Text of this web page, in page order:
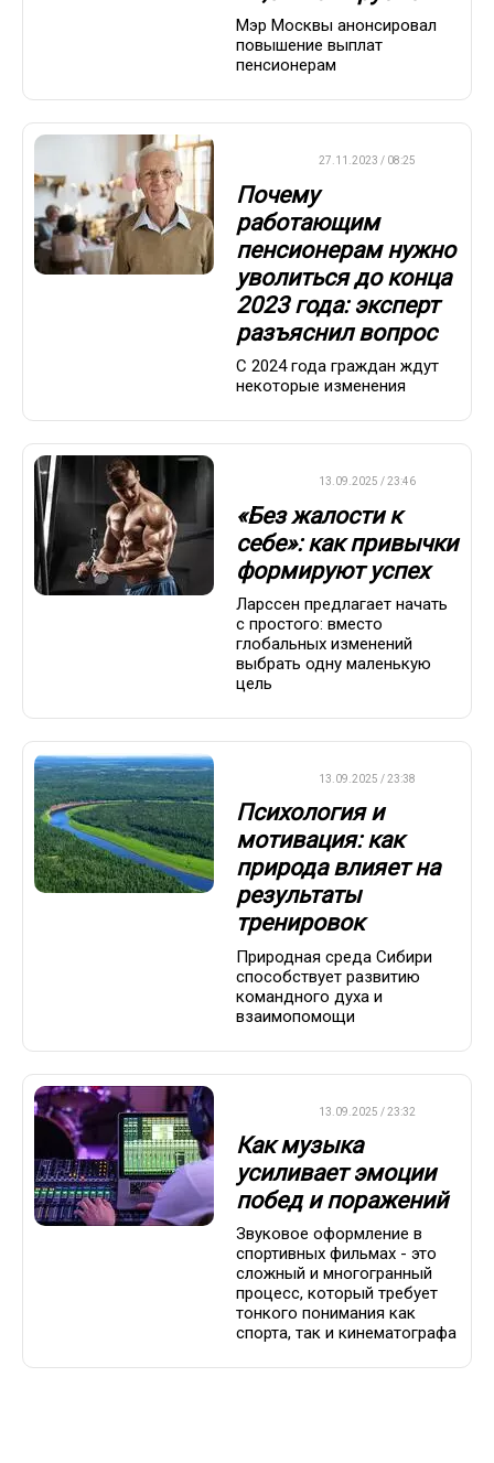
Мэр Москвы анонсировал
повышение выплат
пенсионерам
27.11.2023 / 08:25
Почему
работающим
пенсионерам нужно
уволиться до конца
2023 года: эксперт
разъяснил вопрос
С 2024 года граждан ждут
некоторые изменения
13.09.2025 / 23:46
«Без жалости к
себе»: как привычки
формируют успех
Ларссен предлагает начать
с простого: вместо
глобальных изменений
выбрать одну маленькую
цель
13.09.2025 / 23:38
Психология и
мотивация: как
природа влияет на
результаты
тренировок
Природная среда Сибири
способствует развитию
командного духа и
взаимопомощи
13.09.2025 / 23:32
Как музыка
усиливает эмоции
побед и поражений
Звуковое оформление в
спортивных фильмах - это
сложный и многогранный
процесс, который требует
тонкого понимания как
спорта, так и кинематографа